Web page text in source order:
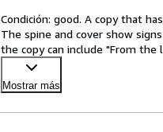
Condición: good. A copy that
The spine and cover show
the copy can include "From the
Mostrar más